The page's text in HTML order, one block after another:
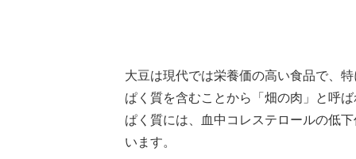
大豆は現代では栄養価の高い食品で、特
ぱく質を含むことから「畑の肉」と呼
ぱく質には、血中コレステロールの低
います。